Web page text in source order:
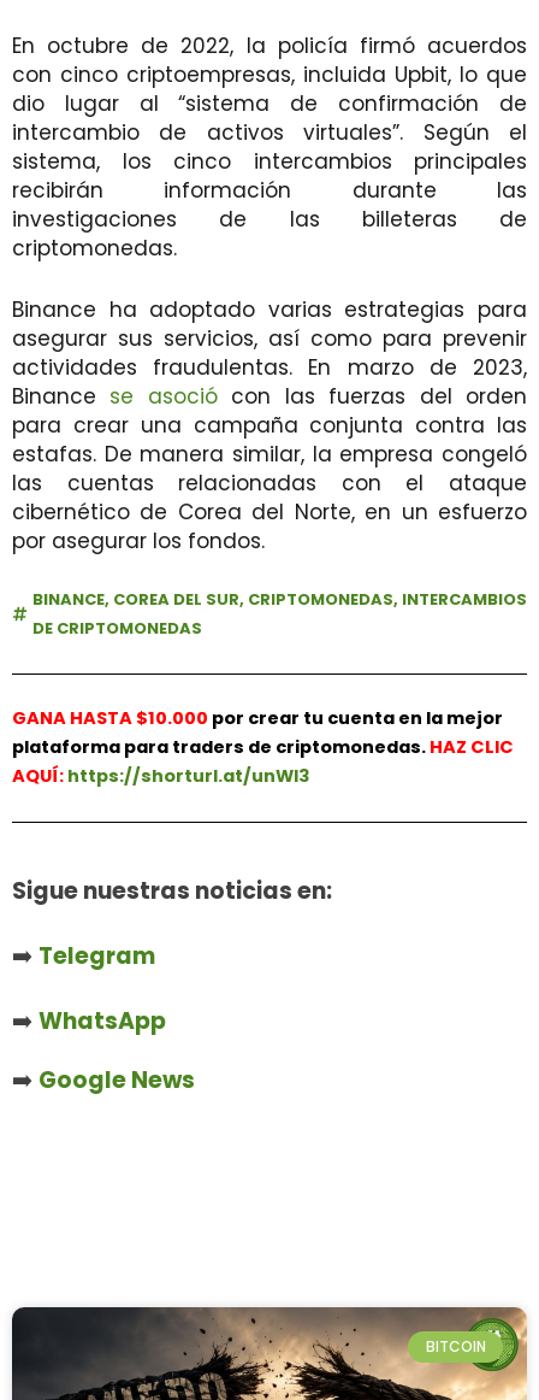
En octubre de 2022, la policía firmó acuerdos
con cinco criptoempresas, incluida Upbit, lo que
dio lugar al “sistema de confirmación de
intercambio de activos virtuales”. Según el
sistema, los cinco intercambios principales
recibirán información durante las
investigaciones de las billeteras de
criptomonedas.
Binance ha adoptado varias estrategias para
asegurar sus servicios, así como para prevenir
actividades fraudulentas. En marzo de 2023,
Binance se asociócon las fuerzas del orden
para crear una campaña conjunta contra las
estafas. De manera similar, la empresa congeló
las cuentas relacionadas con el ataque
cibernético de Corea del Norte, en un esfuerzo
por asegurar los fondos.
BINANCE, COREA DEL SUR, CRIPTOMONEDAS, INTERCAMBIOS
DE CRIPTOMONEDAS
GANA HASTA $10.000 por crear tu cuenta en la mejor
plataforma para traders de criptomonedas. HAZ CLIC
AQUÍ: https://shorturl.at/unWl3
Sigue nuestras noticias en:
➡️ Telegram
➡️WhatsApp
➡️ Google News
BITCOIN